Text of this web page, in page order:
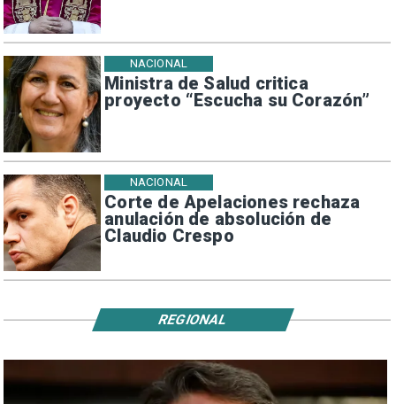
Ministra de Salud critica
proyecto “Escucha su Corazón”
NACIONAL
Corte de Apelaciones rechaza
anulación de absolución de
Claudio Crespo
NACIONAL
REGIONAL